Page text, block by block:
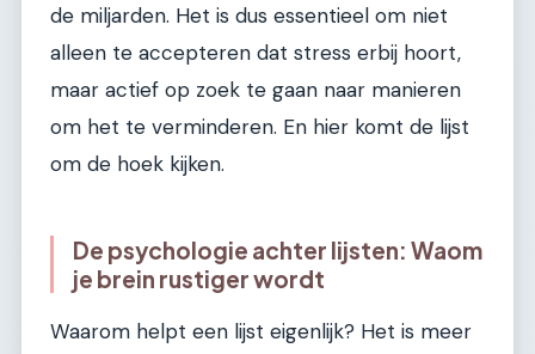
de miljarden. Het is dus essentieel om niet
alleen te accepteren dat stress erbij hoort,
maar actief op zoek te gaan naar manieren
om het te verminderen. En hier komt de lijst
om de hoek kijken.
De psychologie achter lijsten: Waom
je brein rustiger wordt
Waarom helpt een lijst eigenlijk? Het is meer